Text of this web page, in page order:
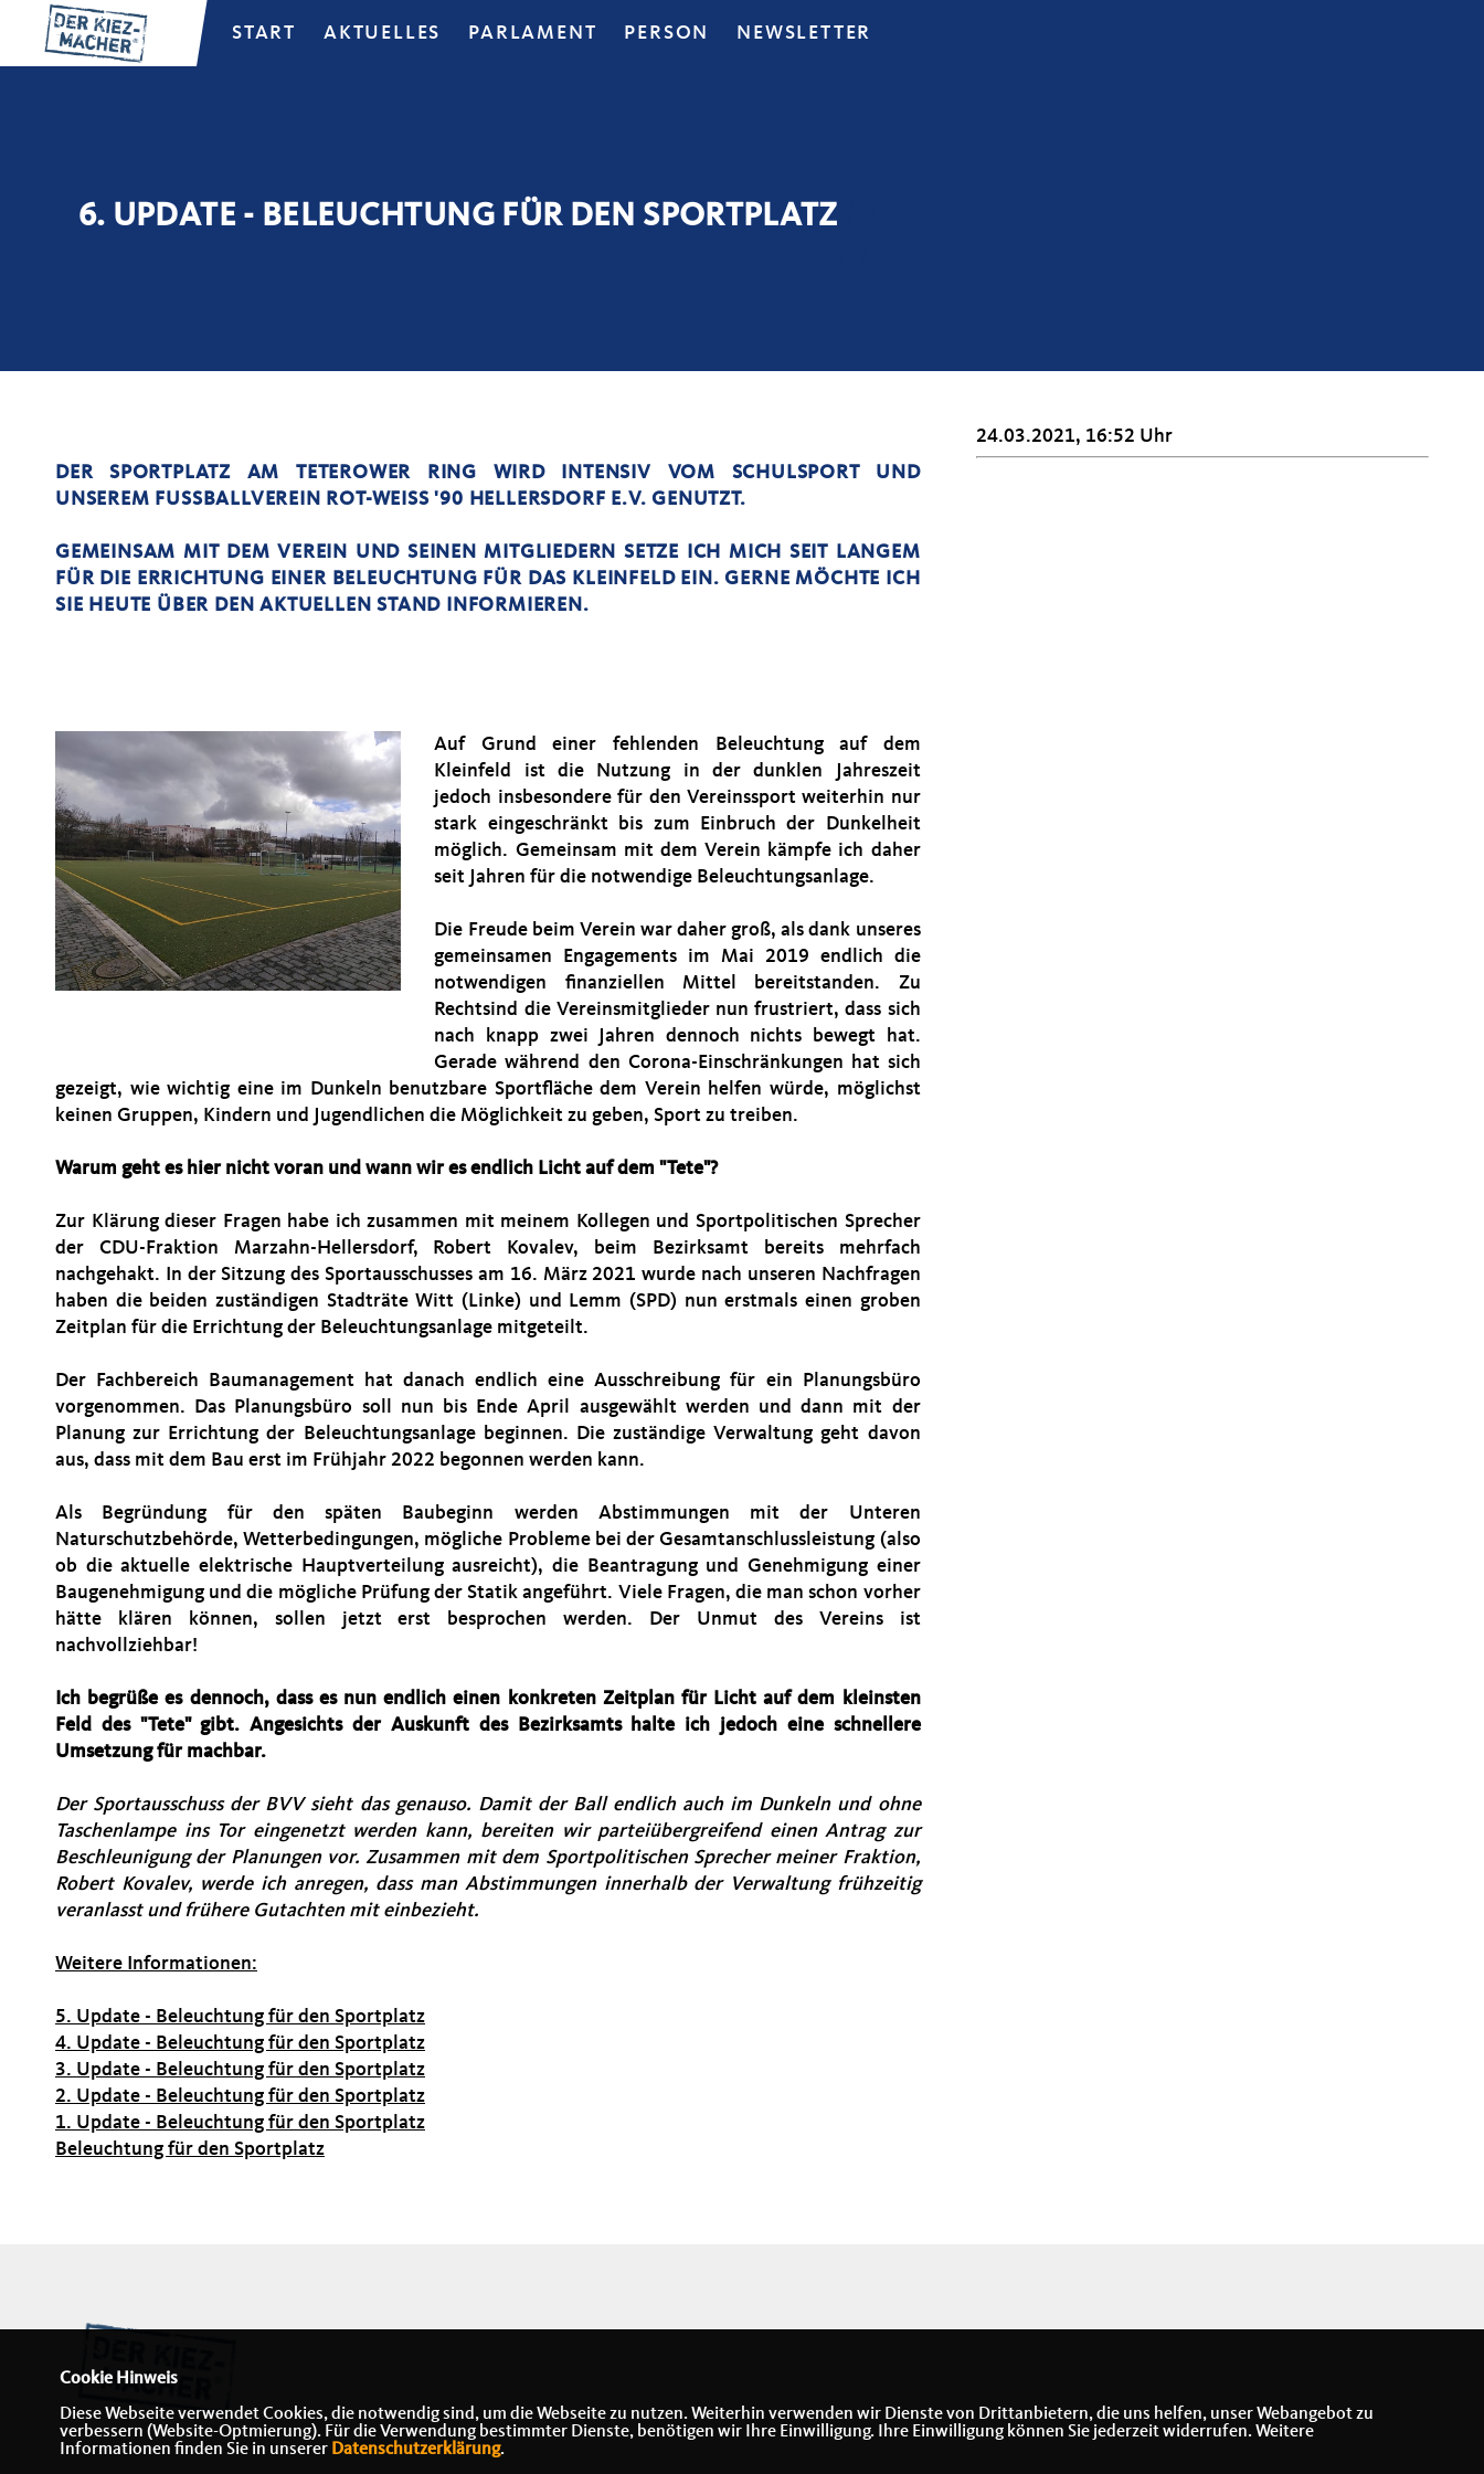
START AKTUELLES PARLAMENT PERSON NEWSLETTER
6. UPDATE - BELEUCHTUNG FÜR DEN SPORTPLATZ
DER SPORTPLATZ AM TETEROWER RING WIRD INTENSIV VOM SCHULSPORT UND
UNSEREM FUSSBALLVEREIN ROT-WEISS '90 HELLERSDORF E.V. GENUTZT.
GEMEINSAM MIT DEM VEREIN UND SEINEN MITGLIEDERN SETZE ICH MICH SEIT LANGEM
FÜR DIE ERRICHTUNG EINER BELEUCHTUNG FÜR DAS KLEINFELD EIN. GERNE MÖCHTE ICH
SIE HEUTE ÜBER DEN AKTUELLEN STAND INFORMIEREN.
Auf Grund einer fehlenden Beleuchtung auf dem
Kleinfeld ist die Nutzung in der dunklen Jahreszeit
jedoch insbesondere für den Vereinssport weiterhin nur
stark eingeschränkt bis zum Einbruch der Dunkelheit
möglich. Gemeinsam mit dem Verein kämpfe ich daher
seit Jahren für die notwendige Beleuchtungsanlage.
Die Freude beim Verein war daher groß, als dank unseres
gemeinsamen Engagements im Mai 2019 endlich die
notwendigen finanziellen Mittel bereitstanden. Zu
Rechtsind die Vereinsmitglieder nun frustriert, dass sich
nach knapp zwei Jahren dennoch nichts bewegt hat.
Gerade während den Corona-Einschränkungen hat sich
gezeigt, wie wichtig eine im Dunkeln benutzbare Sportfläche dem Verein helfen würde, möglichst
keinen Gruppen, Kindern und Jugendlichen die Möglichkeit zu geben, Sport zu treiben.
Warum geht es hier nicht voran und wann wir es endlich Licht auf dem "Tete"?
Zur Klärung dieser Fragen habe ich zusammen mit meinem Kollegen und Sportpolitischen Sprecher
der CDU-Fraktion Marzahn-Hellersdorf, Robert Kovalev, beim Bezirksamt bereits mehrfach
nachgehakt. In der Sitzung des Sportausschusses am 16. März 2021 wurde nach unseren Nachfragen
haben die beiden zuständigen Stadträte Witt (Linke) und Lemm (SPD) nun erstmals einen groben
Zeitplan für die Errichtung der Beleuchtungsanlage mitgeteilt.
Der Fachbereich Baumanagement hat danach endlich eine Ausschreibung für ein Planungsbüro
vorgenommen. Das Planungsbüro soll nun bis Ende April ausgewählt werden und dann mit der
Planung zur Errichtung der Beleuchtungsanlage beginnen. Die zuständige Verwaltung geht davon
aus, dass mit dem Bau erst im Frühjahr 2022 begonnen werden kann.
Als Begründung für den späten Baubeginn werden Abstimmungen mit der Unteren
Naturschutzbehörde, Wetterbedingungen, mögliche Probleme bei der Gesamtanschlussleistung (also
ob die aktuelle elektrische Hauptverteilung ausreicht), die Beantragung und Genehmigung einer
Baugenehmigung und die mögliche Prüfung der Statik angeführt. Viele Fragen, die man schon vorher
hätte klären können, sollen jetzt erst besprochen werden. Der Unmut des Vereins ist
nachvollziehbar!
Ich begrüße es dennoch, dass es nun endlich einen konkreten Zeitplan für Licht auf dem kleinsten
Feld des "Tete" gibt. Angesichts der Auskunft des Bezirksamts halte ich jedoch eine schnellere
Umsetzung für machbar.
Der Sportausschuss der BVV sieht das genauso. Damit der Ball endlich auch im Dunkeln und ohne
Taschenlampe ins Tor eingenetzt werden kann, bereiten wir parteiübergreifend einen Antrag zur
Beschleunigung der Planungen vor. Zusammen mit dem Sportpolitischen Sprecher meiner Fraktion,
Robert Kovalev, werde ich anregen, dass man Abstimmungen innerhalb der Verwaltung frühzeitig
veranlasst und frühere Gutachten mit einbezieht.
Weitere Informationen:
5. Update - Beleuchtung für den Sportplatz
4. Update - Beleuchtung für den Sportplatz
3. Update - Beleuchtung für den Sportplatz
2. Update - Beleuchtung für den Sportplatz
1. Update - Beleuchtung für den Sportplatz
Beleuchtung für den Sportplatz
24.03.2021, 16:52 Uhr
Cookie Hinweis
Diese Webseite verwendet Cookies, die notwendig sind, um die Webseite zu nutzen. Weiterhin verwenden wir Dienste von Drittanbietern, die uns helfen, unser Webangebot zu
verbessern (Website-Optmierung). Für die Verwendung bestimmter Dienste, benötigen wir Ihre Einwilligung. Ihre Einwilligung können Sie jederzeit widerrufen. Weitere
Informationen finden Sie in unserer Datenschutzerklärung.